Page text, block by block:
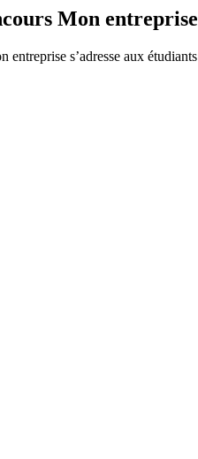
Mon
s’adresse aux